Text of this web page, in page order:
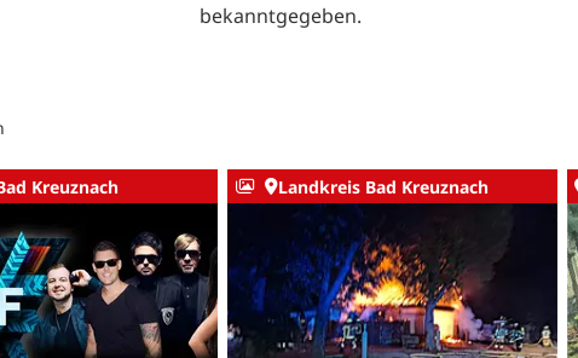
bekanntgegeben.
Kreuznach Landkreis Bad Kreuznach